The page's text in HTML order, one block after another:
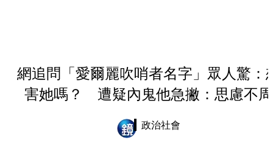
網追問「愛爾麗吹哨者名字」眾人驚：
害她嗎？ 遭疑內鬼他急撇：思慮不周
政治社會